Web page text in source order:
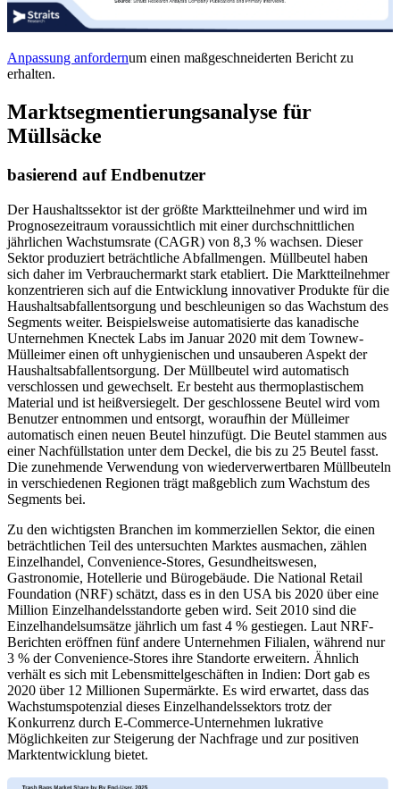
Anpassung anfordernum einen maßgeschneiderten Bericht zu
erhalten.
Marktsegmentierungsanalyse für
Müllsäcke
basierend auf Endbenutzer
Der Haushaltssektor ist der größte Marktteilnehmer und wird im
Prognosezeitraum voraussichtlich mit einer durchschnittlichen
jährlichen Wachstumsrate (CAGR) von 8,3 % wachsen. Dieser
Sektor produziert beträchtliche Abfallmengen. Müllbeutel haben
sich daher im Verbrauchermarkt stark etabliert. Die Marktteilnehmer
konzentrieren sich auf die Entwicklung innovativer Produkte für die
Haushaltsabfallentsorgung und beschleunigen so das Wachstum des
Segments weiter. Beispielsweise automatisierte das kanadische
Unternehmen Knectek Labs im Januar 2020 mit dem Townew-
Mülleimer einen oft unhygienischen und unsauberen Aspekt der
Haushaltsabfallentsorgung. Der Müllbeutel wird automatisch
verschlossen und gewechselt. Er besteht aus thermoplastischem
Material und ist heißversiegelt. Der geschlossene Beutel wird vom
Benutzer entnommen und entsorgt, woraufhin der Mülleimer
automatisch einen neuen Beutel hinzufügt. Die Beutel stammen aus
einer Nachfüllstation unter dem Deckel, die bis zu 25 Beutel fasst.
Die zunehmende Verwendung von wiederverwertbaren Müllbeuteln
in verschiedenen Regionen trägt maßgeblich zum Wachstum des
Segments bei.
Zu den wichtigsten Branchen im kommerziellen Sektor, die einen
beträchtlichen Teil des untersuchten Marktes ausmachen, zählen
Einzelhandel, Convenience-Stores, Gesundheitswesen,
Gastronomie, Hotellerie und Bürogebäude. Die National Retail
Foundation (NRF) schätzt, dass es in den USA bis 2020 über eine
Million Einzelhandelsstandorte geben wird. Seit 2010 sind die
Einzelhandelsumsätze jährlich um fast 4 % gestiegen. Laut NRF-
Berichten eröffnen fünf andere Unternehmen Filialen, während nur
3 % der Convenience-Stores ihre Standorte erweitern. Ähnlich
verhält es sich mit Lebensmittelgeschäften in Indien: Dort gab es
2020 über 12 Millionen Supermärkte. Es wird erwartet, dass das
Wachstumspotenzial dieses Einzelhandelssektors trotz der
Konkurrenz durch E-Commerce-Unternehmen lukrative
Möglichkeiten zur Steigerung der Nachfrage und zur positiven
Marktentwicklung bietet.